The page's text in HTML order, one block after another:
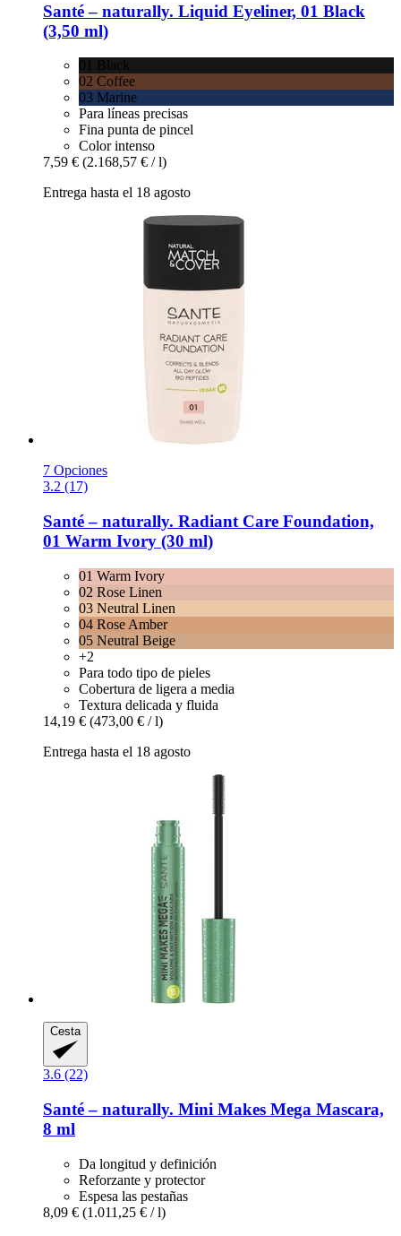
Santé – naturally. Liquid Eyeliner, 01 Black
(3,50 ml)
02 Coffee
03 Marine
Para líneas precisas
Fina punta de pincel
Color intenso
7,59 € (2.168,57 € / l)
Entrega hasta el 18 agosto
7 Opciones
3.2 (17)
Santé – naturally. Radiant Care Foundation,
01 Warm Ivory (30 ml)
01 Warm Ivory
02 Rose Linen
03 Neutral Linen
04 Rose Amber
05 Neutral Beige
+2
Para todo tipo de pieles
Cobertura de ligera a media
Textura delicada y fluida
14,19 € (473,00 € / l)
Entrega hasta el 18 agosto
Cesta
3.6 (22)
Santé – naturally. Mini Makes Mega Mascara,
8 ml
Da longitud y definición
Reforzante y protector
Espesa las pestañas
8,09 € (1.011,25 € / l)